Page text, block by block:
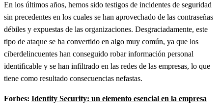
En los últimos años, hemos sido testigos de incidentes de seguridad
sin precedentes en los cuales se han aprovechado de las contraseñas
débiles y expuestas de las organizaciones. Desgraciadamente, este
tipo de ataque se ha convertido en algo muy común, ya que los
ciberdelincuentes han conseguido robar información personal
identificable y se han infiltrado en las redes de las empresas, lo que
tiene como resultado consecuencias nefastas.
Forbes: Identity Security: un elemento esencial en la empresa